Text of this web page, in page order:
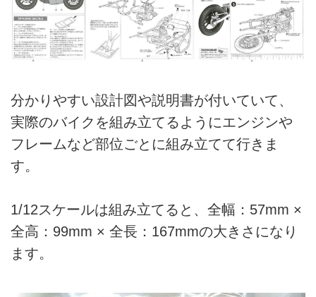
分かりやすい設計図や説明書が付いていて、
実際のバイクを組み立てるようにエンジンや
フレームなど部位ごとに組み立てて行きま
す。
1/12スケールは組み立てると、全幅：57mm ×
全高：99mm × 全長：167mmの大きさになり
ます。